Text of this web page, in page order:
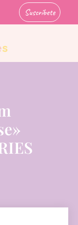
Suscríbete